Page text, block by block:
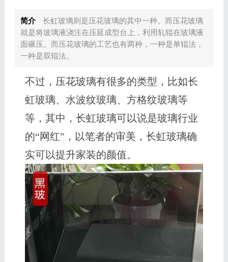
简介
长虹玻璃则是压花玻璃的其中一种。而压花玻璃
就是将玻璃液浇注在压延成型台上，利用轧辊在玻璃液
面碾压。而压花玻璃的工艺也有两种，一种是单辊法，
一种是双辊法。
不过，压花玻璃有很多的类型，比如长
虹玻璃、水波纹玻璃、方格纹玻璃等
等，其中，长虹玻璃可以说是玻璃行业
的“网红”，以笔者的审美，长虹玻璃确
实可以提升家装的颜值。